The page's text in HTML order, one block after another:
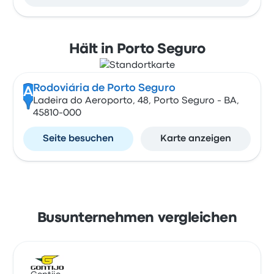
Hält in Porto Seguro
A Rodoviária de Porto Seguro
Ladeira do Aeroporto, 48, Porto Seguro - BA,
45810-000
Seite besuchen Karte anzeigen
Busunternehmen vergleichen